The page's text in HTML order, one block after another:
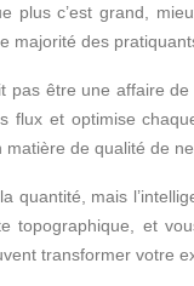
plus c’est grand,
majorité des
pas être une affaire
flux et optimise
de qualité de
quantité, mais
topographique, et
transformer votre